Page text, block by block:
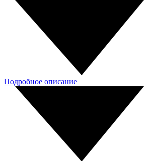
Подробное описание